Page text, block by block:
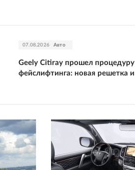
07.08.2026 Авто
Geely Citiray прошел процедуру
фейслифтинга: новая решетка